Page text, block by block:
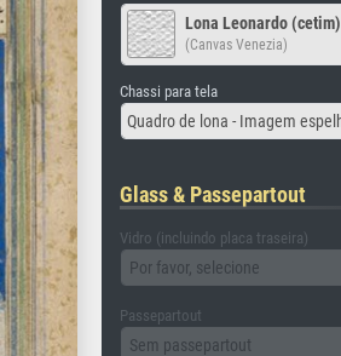
Lona Leonardo (cetim)
(Canvas Venezia)
Chassi para tela
Glass & Passepartout
Vidro (incluindo placa traseira)
Por favor, selecione
Passepartout
Sem passepartout